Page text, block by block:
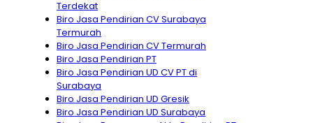
Terdekat
Biro Jasa Pendirian CV Surabaya
Termurah
Biro Jasa Pendirian CV Termurah
Biro Jasa Pendirian PT
Biro Jasa Pendirian UD CV PT di
Surabaya
Biro Jasa Pendirian UD Gresik
Biro Jasa Pendirian UD Surabaya